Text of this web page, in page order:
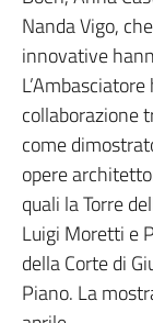
Nanda Vigo,
innovative
collaborazione
come
opere
quali la Torre
Luigi Moretti e
della Corte di
Piano. La